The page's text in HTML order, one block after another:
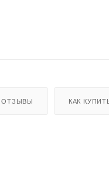
ОТЗЫВЫ КАК